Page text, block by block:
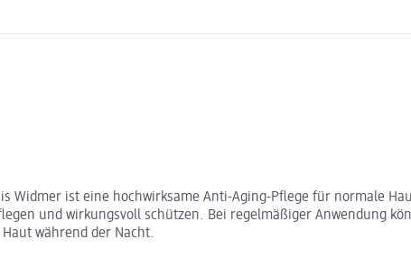
Widmer ist eine hochwirksame Anti-Aging-Pflege für normale
und wirkungsvoll schützen. Bei regelmäßiger Anwendung
während der Nacht.